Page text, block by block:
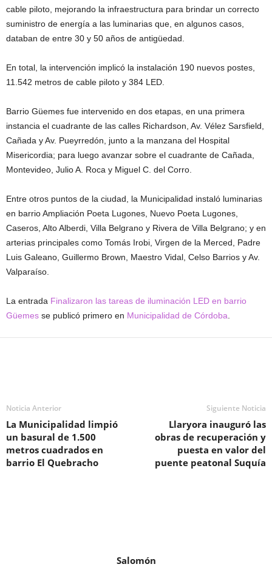
cable piloto, mejorando la infraestructura para brindar un correcto
suministro de energía a las luminarias que, en algunos casos,
databan de entre 30 y 50 años de antigüedad.
En total, la intervención implicó la instalación 190 nuevos postes,
11.542 metros de cable piloto y 384 LED.
Barrio Güemes fue intervenido en dos etapas, en una primera
instancia el cuadrante de las calles Richardson, Av. Vélez Sarsfield,
Cañada y Av. Pueyrredón, junto a la manzana del Hospital
Misericordia; para luego avanzar sobre el cuadrante de Cañada,
Montevideo, Julio A. Roca y Miguel C. del Corro.
Entre otros puntos de la ciudad, la Municipalidad instaló luminarias
en barrio Ampliación Poeta Lugones, Nuevo Poeta Lugones,
Caseros, Alto Alberdi, Villa Belgrano y Rivera de Villa Belgrano; y en
arterias principales como Tomás Irobi, Virgen de la Merced, Padre
Luis Galeano, Guillermo Brown, Maestro Vidal, Celso Barrios y Av.
Valparaíso.
La entrada Finalizaron las tareas de iluminación LED en barrio
Güemes se publicó primero en Municipalidad de Córdoba
Noticia Anterior
La Municipalidad limpió
un basural de 1.500
metros cuadrados en
barrio El Quebracho
Siguiente Noticia
Llaryora inauguró las
obras de recuperación y
puesta en valor del
puente peatonal Suquía
Salomón